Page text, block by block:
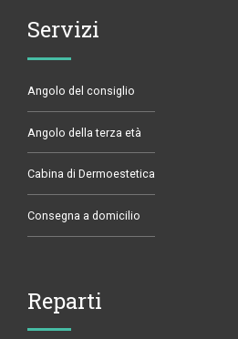
Servizi
Angolo del consiglio
Angolo della terza età
Cabina di Dermoestetica
Consegna a domicilio
Reparti